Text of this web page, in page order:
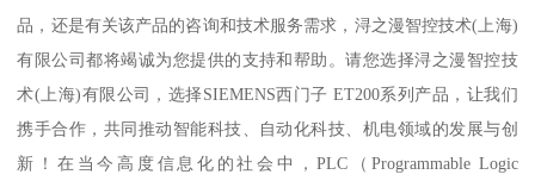
品，还是有关该产品的咨询和技术服务需求，浔之漫智控技术(上海)
有限公司都将竭诚为您提供的支持和帮助。请您选择浔之漫智控技
术(上海)有限公司，选择SIEMENS西门子 ET200系列产品，让我们
携手合作，共同推动智能科技、自动化科技、机电领域的发展与创
新！在当今高度信息化的社会中，PLC（Programmable Logic